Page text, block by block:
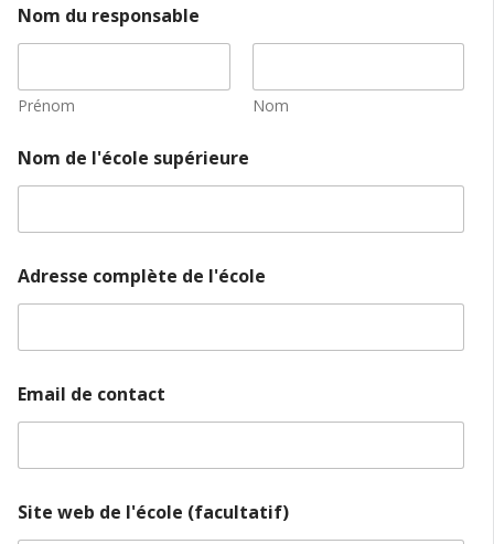
Nom du responsable
Prénom Nom
Nom de l'école supérieure
Adresse complète de l'école
m
a
l
o
m
Email de contact
Site web de l'école (facultatif)